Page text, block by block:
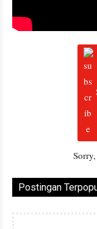
Postingan